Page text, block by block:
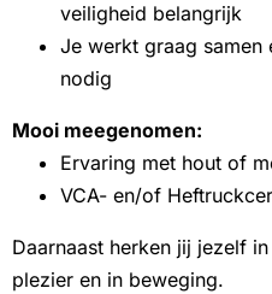
veiligheid belangrijk
Je werkt graag samen
nodig
Mooi meegenomen:
Ervaring met hout of
VCA- en/of
Daarnaast herken jij jezelf
plezier en in beweging.